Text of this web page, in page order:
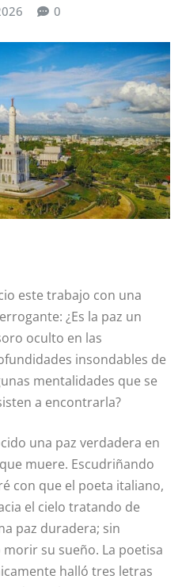
0
este trabajo con una
¿Es la paz un
oculto en las
­insondables de
mentalidades que se
a encontrarla?
una paz verdadera en
muere. Escudri­ñando
con que el poeta italiano,
el cielo tratando de
paz duradera; sin
su sueño. La poetisa
halló tres letras